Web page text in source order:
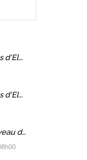
Quine de l'Association des Parents d'Elèves 2024
Quine de l'Association des Parents d'Elèves 2023
Déjeuner aux Tripous ou tête de veau de l'APE